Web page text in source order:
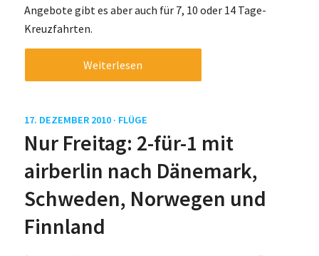
Angebote gibt es aber auch für 7, 10 oder 14 Tage-
Kreuzfahrten.
Weiterlesen
17. DEZEMBER 2010 · FLÜGE
Nur Freitag: 2-für-1 mit
airberlin nach Dänemark,
Schweden, Norwegen und
Finnland